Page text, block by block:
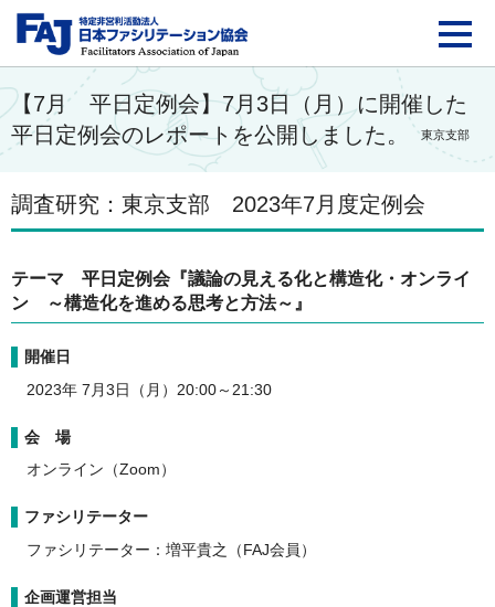
FAJ：特定非営利活動
【7月 平日定例会】7月3日（月）に開催した
平日定例会のレポートを公開しました。
東京支部
調査研究：東京支部 2023年7月度定例会
テーマ 平日定例会『議論の見える化と構造化・オンライ
ン ～構造化を進める思考と方法～ 』
開催日
2023年 7月3日（月）20:00～21:30
会 場
オンライン（Zoom）
ファシリテーター
ファシリテーター：増平貴之（FAJ会員）
企画運営担当